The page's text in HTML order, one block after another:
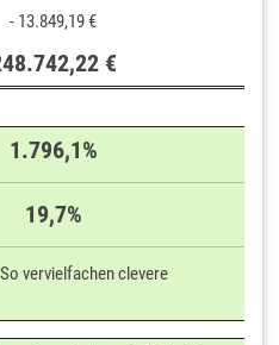
- 13.849,19 €
€
1.796,1%
19,7%
vervielfachen clevere